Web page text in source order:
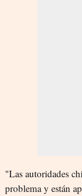
"Las autoridades
problema y están